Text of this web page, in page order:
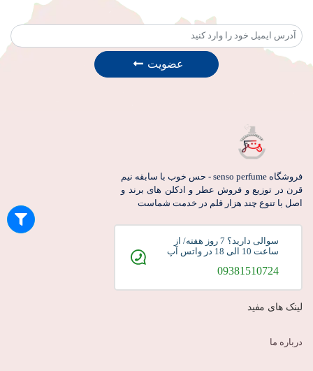
عضویت
فروشگاه senso perfume - حس خوب با سابقه نیم
قرن در توزیع و فروش عطر و ادکلن های برند و
اصل با تنوع چند هزار قلم در خدمت شماست
سوالی دارید؟ 7 روز هفته/ از
ساعت 10 الی 18 در واتس آپ
09381510724
لینک های مفید
درباره ما